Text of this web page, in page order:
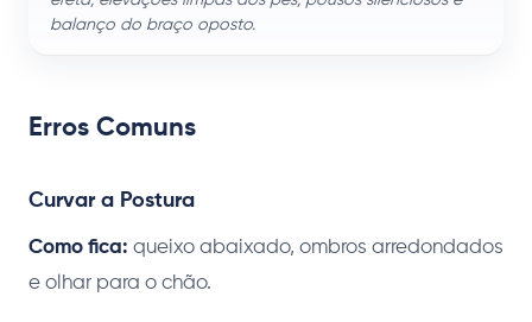
balanço do braço oposto.
Erros Comuns
Curvar a Postura
Como fica: queixo abaixado, ombros arredondados
e olhar para o chão.